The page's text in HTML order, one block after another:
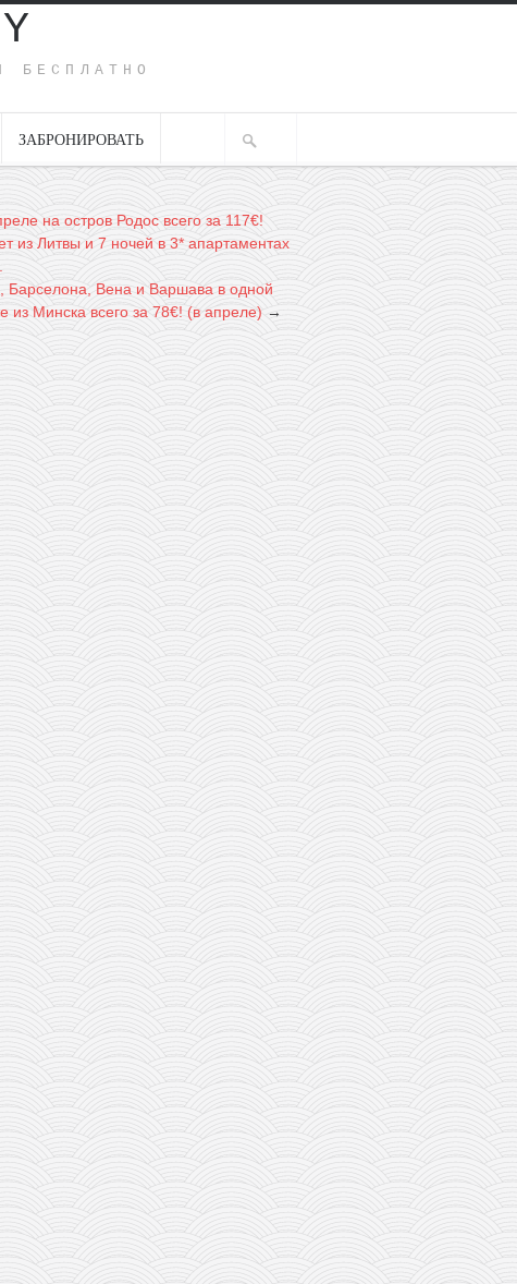
БЕСПЛАТНО
ЗАБРОНИРОВАТЬ
на остров Родос всего за 117€!
из Литвы и 7 ночей в 3* апартаментах
Барселона, Вена и Варшава в одной
из Минска всего за 78€! (в апреле) →